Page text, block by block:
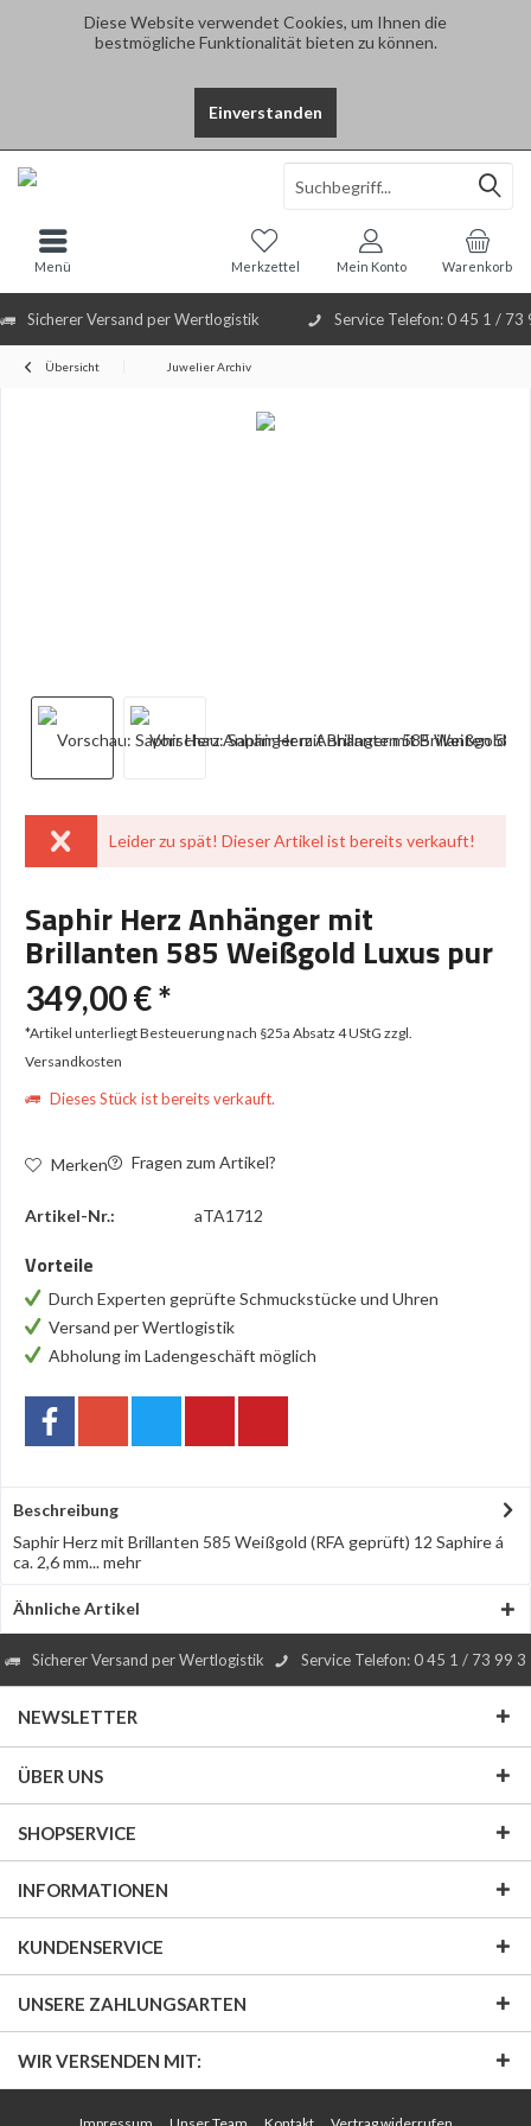
Diese Website verwendet Cookies, um Ihnen die
bestmögliche Funktionalität bieten zu können.
Einverstanden
Sicherer Versand per Wertlogistik Service Telefon: 0 45 1 / 73
Warenkorb
Merkzettel Mein Konto
Menü
Übersicht Juwelier Archiv
Leider zu spät! Dieser Artikel ist bereits verkauft!
Saphir Herz Anhänger mit
Brillanten 585 Weißgold Luxus pur
349,00 € *
*Artikel unterliegt Besteuerung nach §25a Absatz 4 UStG zzgl.
Versandkosten
Dieses Stück ist bereits verkauft.
Merken Fragen zum Artikel?
Artikel-Nr.: aTA1712
Vorteile
Durch Experten geprüfte Schmuckstücke und Uhren
Versand per Wertlogistik
Abholung im Ladengeschäft möglich
Beschreibung
Saphir Herz mit Brillanten 585 Weißgold (RFA geprüft) 12 Saphire á
ca. 2,6 mm...mehr
Ähnliche Artikel
Sicherer Versand per Wertlogistik Service Telefon: 0 45 1 / 73 99 3
NEWSLETTER
ÜBER UNS
SHOPSERVICE
INFORMATIONEN
KUNDENSERVICE
UNSERE ZAHLUNGSARTEN
WIR VERSENDEN MIT: